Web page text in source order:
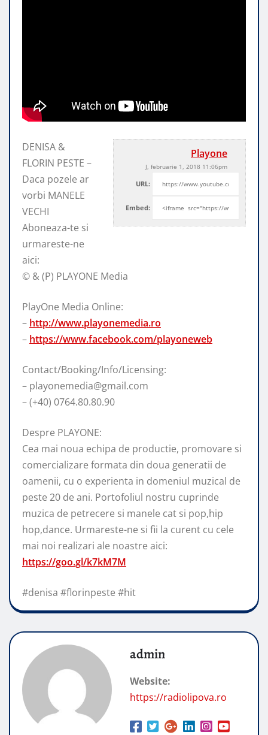
Playone
J, februarie 1, 2018 11:06pm
URL:
Embed:
DENISA &
FLORIN PESTE –
Daca pozele ar
vorbi MANELE
VECHI
Aboneaza-te si
urmareste-ne
aici:
© & (P) PLAYONE Media
PlayOne Media Online:
– http://www.playonemedia.ro
– https://www.facebook.com/playoneweb
Contact/Booking/Info/Licensing:
– playonemedia@gmail.com
– (+40) 0764.80.80.90
Despre PLAYONE:
Cea mai noua echipa de productie, promovare si
comercializare formata din doua generatii de
oamenii, cu o experienta in domeniul muzical de
peste 20 de ani. Portofoliul nostru cuprinde
muzica de petrecere si manele cat si pop,hip
hop,dance. Urmareste-ne si fii la curent cu cele
mai noi realizari ale noastre aici:
https://goo.gl/k7kM7M
#denisa #florinpeste #hit
admin
Website:
https://radiolipova.ro